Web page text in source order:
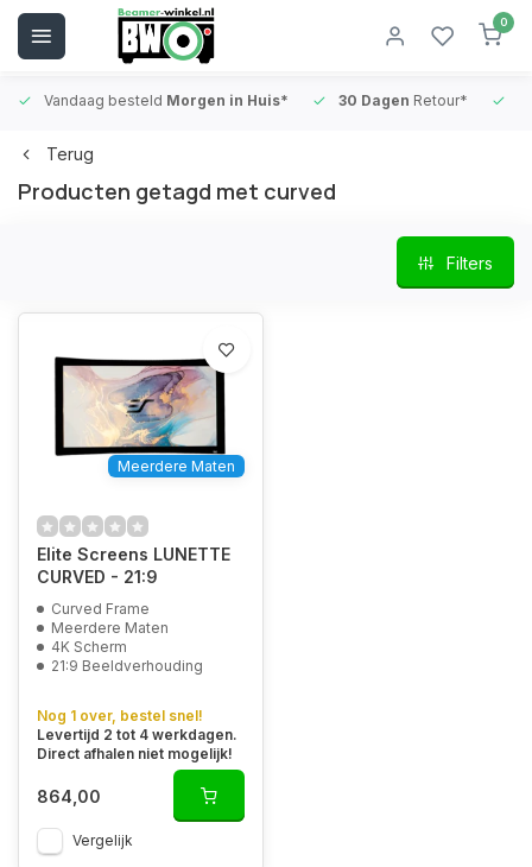
0
Vandaag besteld Morgen in Huis* 30 Dagen Retour*
Terug
Producten getagd met curved
Filters
Meerdere Maten
Elite Screens LUNETTE
CURVED - 21:9
Curved Frame
Meerdere Maten
4K Scherm
21:9 Beeldverhouding
Nog 1 over, bestel snel!
Levertijd 2 tot 4 werkdagen.
Direct afhalen niet mogelijk!
864,00
Vergelijk